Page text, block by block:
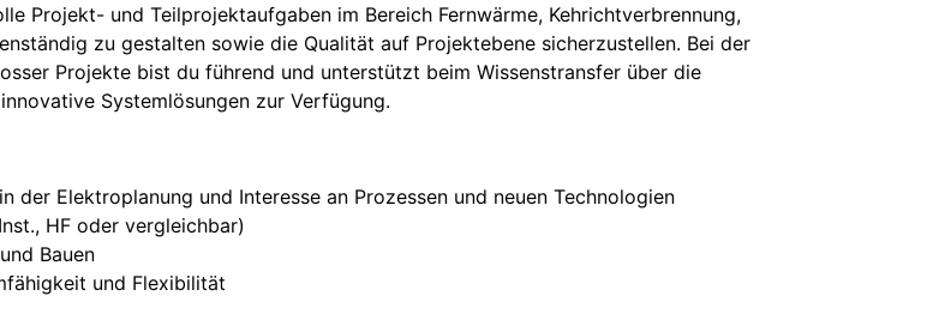
Projekt- und Teilprojektaufgaben im Bereich Fernwärme, Kehrichtverbrennung,
zu gestalten sowie die Qualität auf Projektebene sicherzustellen. Bei der
Projekte bist du führend und unterstützt beim Wissenstransfer über die
Systemlösungen zur Verfügung.
der Elektroplanung und Interesse an Prozessen und neuen Technologien
HF oder vergleichbar)
Bauen
und Flexibilität